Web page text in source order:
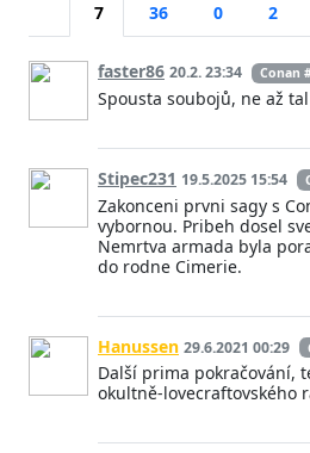
7 36 0 2
faster86 20.2. 23:34 Conan
Spousta soubojů, ne až
Stipec231 19.5.2025 15:54
Zakonceni prvni sagy s
vybornou. Pribeh dosel
Nemrtva armada byla
do rodne Cimerie.
Hanussen 29.6.2021 00:29
Další prima pokračování,
okultně-lovecraftovského